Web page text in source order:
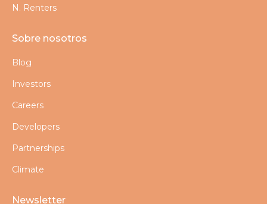
N. Renters
Sobre nosotros
Blog
Investors
Careers
Developers
Partnerships
Climate
Newsletter